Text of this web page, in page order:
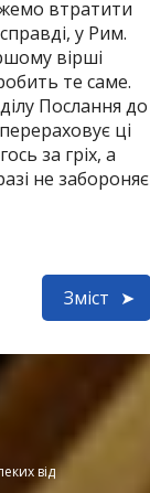
втратити
у Рим.
вірші
те саме.
Послання до
ці
за гріх, а
не забороняє
Зміст
від